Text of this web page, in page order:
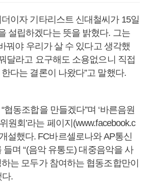
이자 기타리스트 신대철씨가 15일
설립하겠다는 뜻을 밝혔다. 그는
꿔야 우리가 살 수 있다고 생각했
달라고 요구해도 소용없으니 직접
다는 결론이 나왔다”고 말했다.
협동조합을 만들겠다”며 ‘바른음원
원회’라는 페이지(www.facebook.c
설했다. FC바르셀로나와 AP통신
며 “(음악 유통도) 대중음악을 사
는 모두가 참여하는 협동조합만이
다.